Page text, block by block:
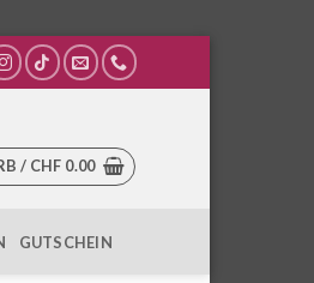
/ CHF 0.00
GUTSCHEIN